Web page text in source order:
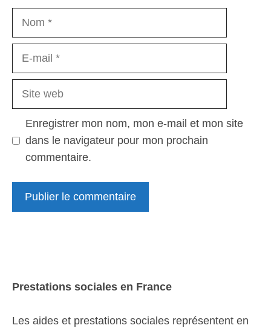
Nom
Site
Enregistrer mon nom, mon e-mail et mon site
dans le navigateur pour mon prochain
commentaire.
Prestations sociales en France
Les aides et prestations sociales représentent en